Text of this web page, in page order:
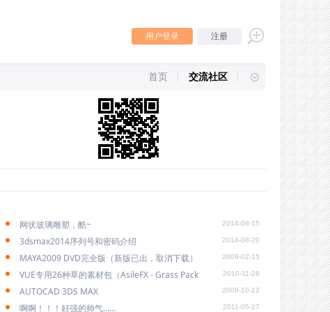
注册
用户登录
首页 交流社区
2014-08-15
网状玻璃雕塑，酷~
2014-08-20
3dsmax2014序列号和密码介绍
2009-02-15
MAYA2009 DVD完全版（新版已出，取消下载）
2010-11-28
VUE专用26种草的素材包（AsileFX - Grass Pack
）
2009-10-22
AUTOCAD 3DS MAX
2011-05-27
啊啊！！！好强的帅气……